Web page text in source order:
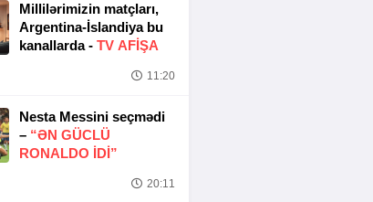
Millilərimizin matçları,
Argentina-İslandiya bu
kanallarda - TV AFİŞA
11:20
Nesta Messini seçmədi
– “ƏN GÜCLÜ
RONALDO IDI”
20:11